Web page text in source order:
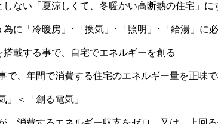
ない「夏涼しくて、冬暖かい高断熱の住宅」に
に「冷暖房」･「換気」･「照明」･「給湯」に
載する事で、自宅でエネルギーを創る
で、年間で消費する住宅のエネルギー量を正味
」＜「創る電気」